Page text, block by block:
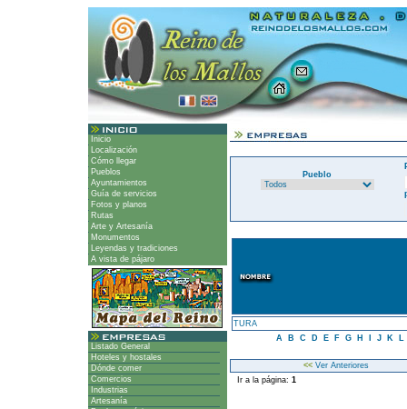
Inicio
Localización
Cómo llegar
Pueblos
Ayuntamientos
Guía de servicios
Fotos y planos
Rutas
Arte y Artesanía
Monumentos
Leyendas y tradiciones
A vista de pájaro
Listado General
Hoteles y hostales
Dónde comer
Comercios
Industrias
Artesanía
Pueblo
TURA
A
B C D E F G H J K L
<<Ver Anteriores
Ir a la página: 1